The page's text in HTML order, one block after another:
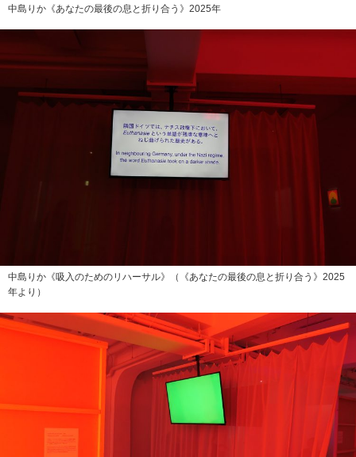
中島りか《あなたの最後の息と折り合う》2025年
中島りか《吸入のためのリハーサル》（《あなたの最後の息と折り合う》2025
年より）